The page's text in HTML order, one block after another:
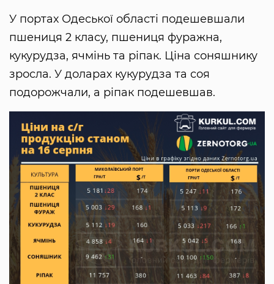
У портах Одеської області подешевшали
пшениця 2 класу, пшениця фуражна,
кукурудза, ячмінь та ріпак. Ціна соняшнику
зросла. У доларах кукурудза та соя
подорожчали, а ріпак подешевшав.